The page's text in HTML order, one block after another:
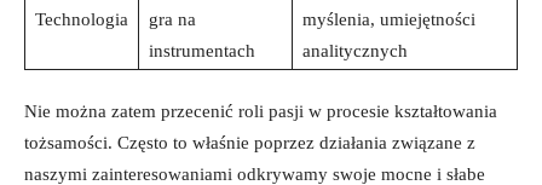
Technologia
gra na
instrumentach
myślenia, umiejętności
⁢analitycznych
Nie można zatem przecenić ⁤roli pasji ‍w procesie kształtowania
tożsamości. ‍Często to właśnie poprzez działania związane z
naszymi zainteresowaniami odkrywamy swoje ⁣mocne ​i słabe